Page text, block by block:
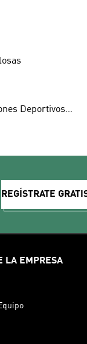
Deportivos
REGÍSTRATE
LA EMPRESA